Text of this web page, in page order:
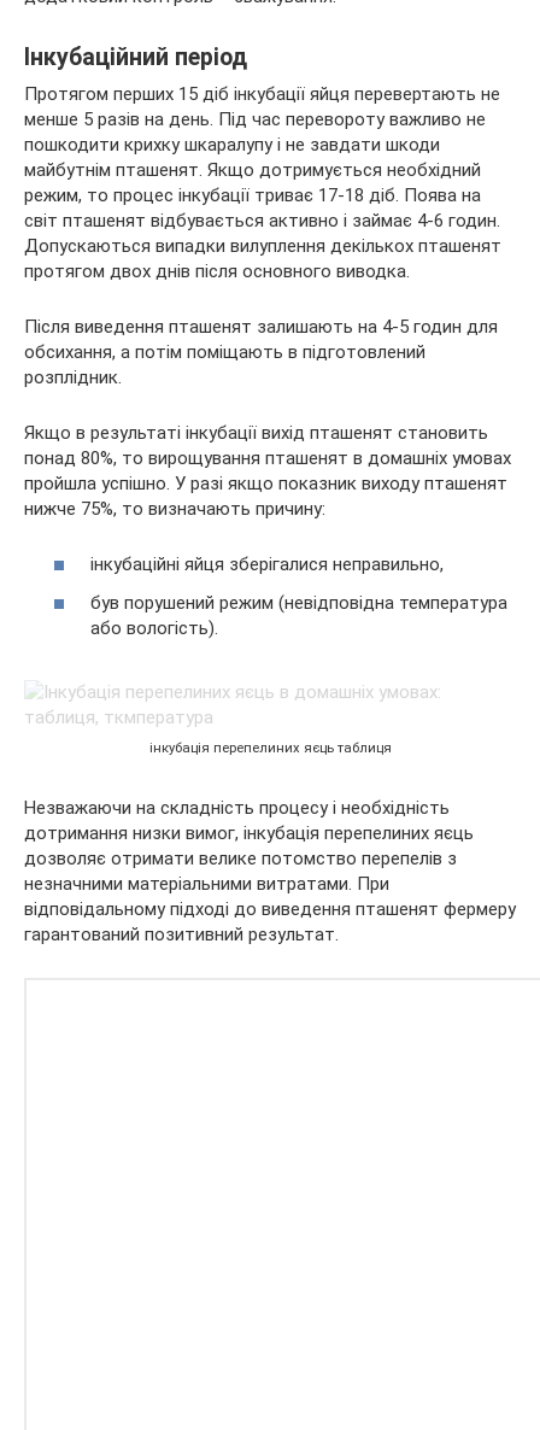
Інкубаційний період
Протягом перших 15 діб інкубації яйця перевертають не
менше 5 разів на день. Під час перевороту важливо не
пошкодити крихку шкаралупу і не завдати шкоди
майбутнім пташенят. Якщо дотримується необхідний
режим, то процес інкубації триває 17-18 діб. Поява на
світ пташенят відбувається активно і займає 4-6 годин.
Допускаються випадки вилуплення декількох пташенят
протягом двох днів після основного виводка.
Після виведення пташенят залишають на 4-5 годин для
обсихання, а потім поміщають в підготовлений
розплідник.
Якщо в результаті інкубації вихід пташенят становить
понад 80%, то вирощування пташенят в домашніх умовах
пройшла успішно. У разі якщо показник виходу пташенят
нижче 75%, то визначають причину:
інкубаційні яйця зберігалися неправильно,
був порушений режим (невідповідна температура
або вологість).
інкубація перепелиних яєць таблиця
Незважаючи на складність процесу і необхідність
дотримання низки вимог, інкубація перепелиних яєць
дозволяє отримати велике потомство перепелів з
незначними матеріальними витратами. При
відповідальному підході до виведення пташенят фермеру
гарантований позитивний результат.